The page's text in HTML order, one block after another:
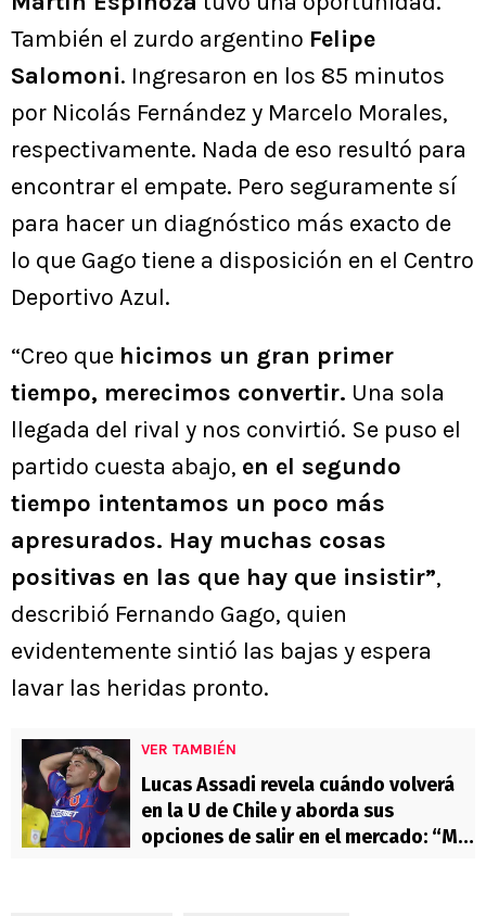
También el zurdo argentino Felipe
Salomoni. Ingresaron en los 85 minutos
por Nicolás Fernández y Marcelo Morales,
respectivamente. Nada de eso resultó para
encontrar el empate. Pero seguramente sí
para hacer un diagnóstico más exacto de
lo que Gago tiene a disposición en el Centro
Deportivo Azul.
“Creo que hicimos un gran primer
tiempo, merecimos convertir. Una sola
llegada del rival y nos convirtió. Se puso el
partido cuesta abajo, en el segundo
tiempo intentamos un poco más
apresurados. Hay muchas cosas
positivas en las que hay que insistir”,
describió Fernando Gago, quien
evidentemente sintió las bajas y espera
lavar las heridas pronto.
VER TAMBIÉN
Lucas Assadi revela cuándo volverá
en la U de Chile y aborda sus
opciones de salir en el mercado: “Mi